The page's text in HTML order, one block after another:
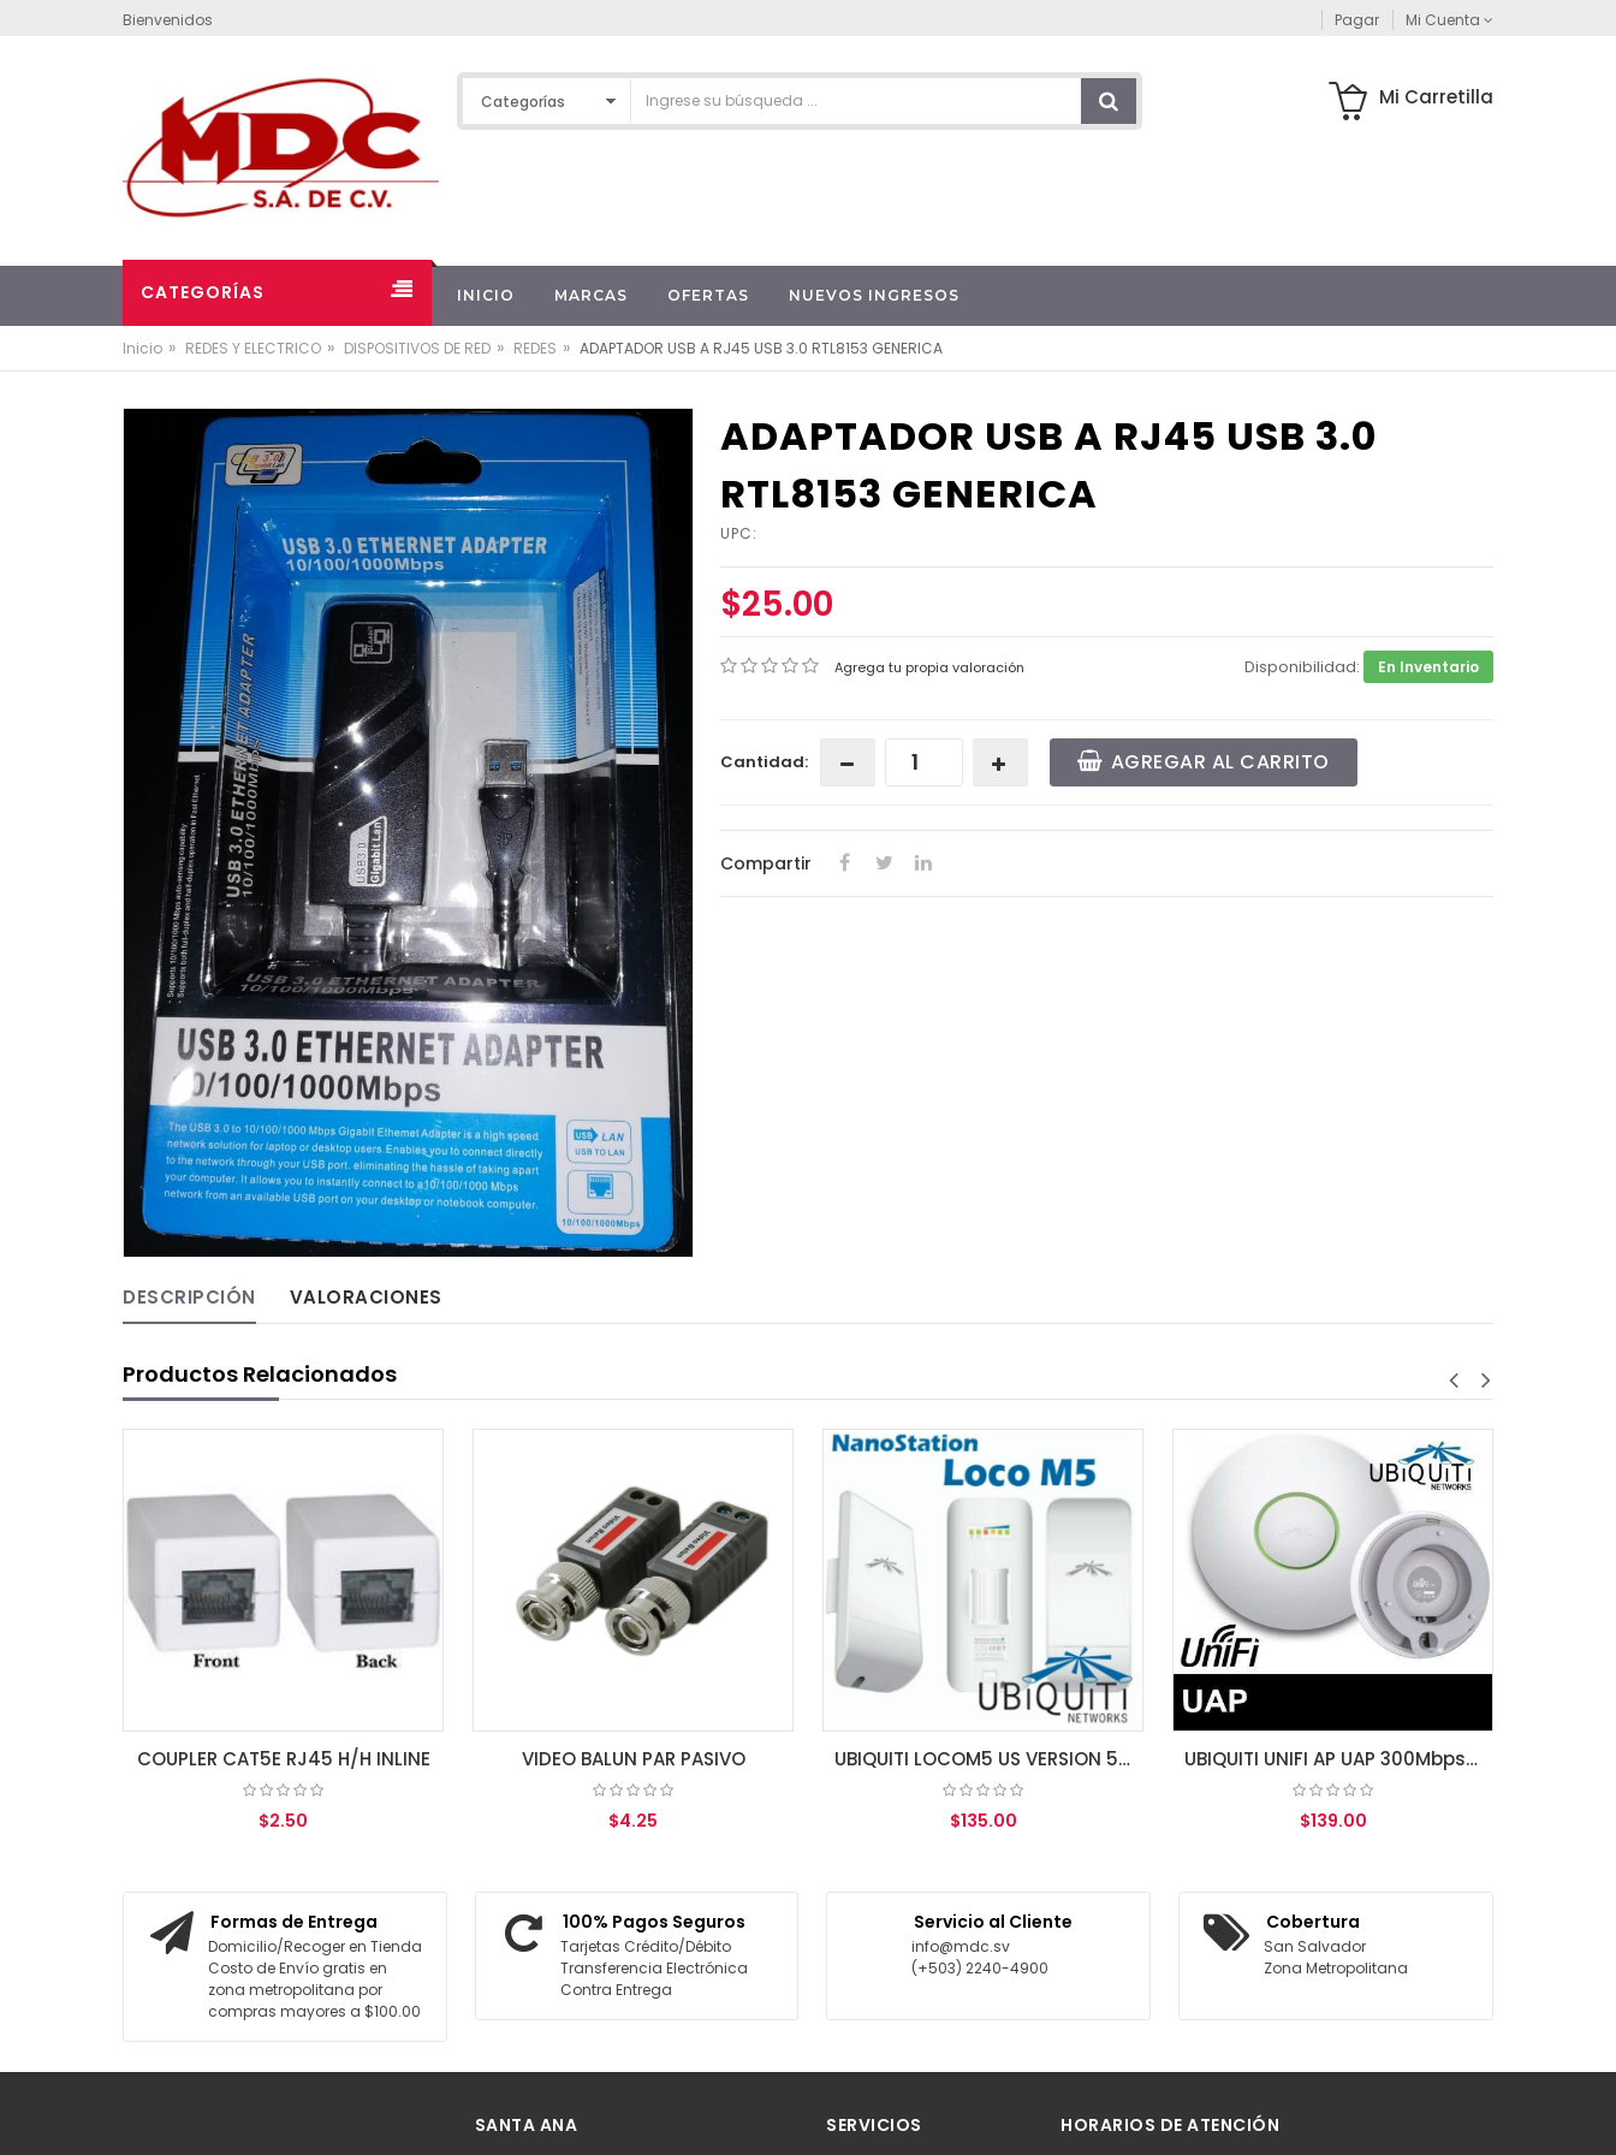
Bienvenidos Pagar Mi Cuenta
Mi Carretilla
CATEGORÍAS INICIO MARCAS OFERTAS NUEVOS INGRESOS
Inicio » REDES Y ELECTRICO » DISPOSITIVOS DE RED » REDES » ADAPTADOR USB A RJ45 USB 3.0 RTL8153 GENERICA
ADAPTADOR USB A RJ45 USB 3.0
RTL8153 GENERICA
UPC:
$25.00
Agrega tu propia valoración Disponibilidad: En Inventario
Cantidad: AGREGAR AL CARRITO
Compartir
DESCRIPCIÓN VALORACIONES
Productos Relacionados
CAT5E RJ45 H/H INLINE VIDEO BALUN PAR PASIVO UBIQUITI LOCOM5 US VERSION 5GHz INDOOR OUTDOOR CPE 150+Mbps 10+km 13dBi (access point) UBIQUITI UNIFI AP UAP 300Mbps Wireless ACCESS POINT BRIDGE 11b/g/n ENTERPRISE Wi-Fi
AGREGAR AL CARRITO
Formas de Entrega
Domicilio/Recoger en Tienda
Costo de Envío gratis en
zona metropolitana por
compras mayores a $100.00
100% Pagos Seguros
Tarjetas Crédito/Débito
Transferencia Electrónica
Contra Entrega
Servicio al Cliente
info@mdc.sv
(+503) 2240-4900
Cobertura
San Salvador
Zona Metropolitana
SANTA ANA SERVICIOS HORARIOS DE ATENCIÓN